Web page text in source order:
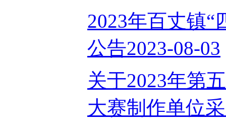
2023年百丈镇“
公告2023-08-03
关于2023年第
大赛制作单位